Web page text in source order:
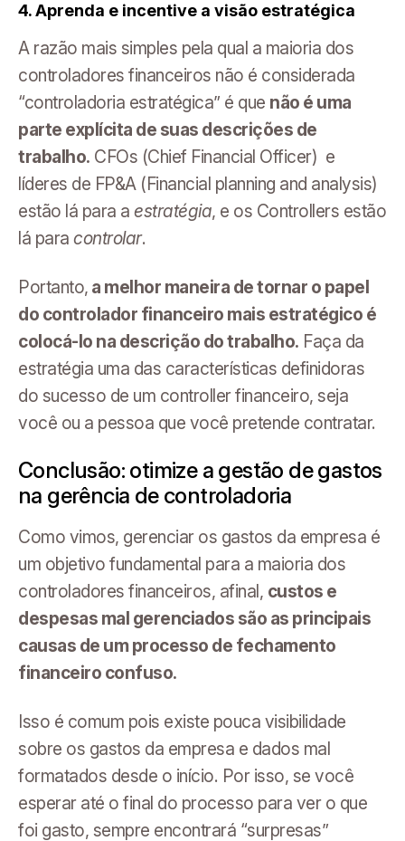
4. Aprenda e incentive a visão estratégica
A razão mais simples pela qual a maioria dos
controladores financeiros não é considerada
“controladoria estratégica” é que não é uma
parte explícita de suas descrições de
trabalho. CFOs (Chief Financial Officer) e
líderes de FP&A (Financial planning and analysis)
estão lá para a estratégia, e os Controllers estão
lá para controlar.
Portanto, a melhor maneira de tornar o papel
do controlador financeiro mais estratégico é
colocá-lo na descrição do trabalho. Faça da
estratégia uma das características definidoras
do sucesso de um controller financeiro, seja
você ou a pessoa que você pretende contratar.
Conclusão: otimize a gestão de gastos
na gerência de controladoria
Como vimos, gerenciar os gastos da empresa é
um objetivo fundamental para a maioria dos
controladores financeiros, afinal, custos e
despesas mal gerenciados são as principais
causas de um processo de fechamento
financeiro confuso.
Isso é comum pois existe pouca visibilidade
sobre os gastos da empresa e dados mal
formatados desde o início. Por isso, se você
esperar até o final do processo para ver o que
foi gasto, sempre encontrará “surpresas”